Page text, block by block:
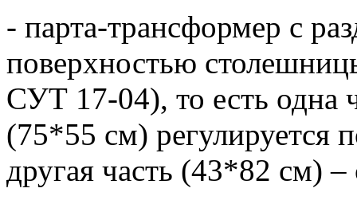
- парта-трансформер с
поверхностью
СУТ 17-04), то есть одна
(75*55 см) регулируется
другая часть (43*82 см) –